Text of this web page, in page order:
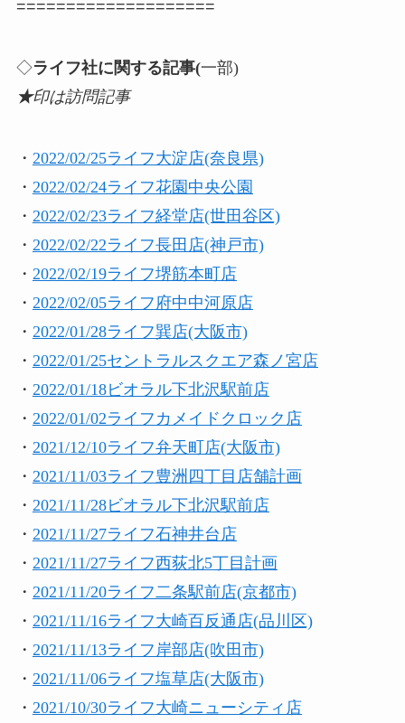
====================
◇ライフ社に関する記事(一部)
★印は訪問記事
・ 2022/02/25ライフ大淀店(奈良県)
・ 2022/02/24ライフ花園中央公園
・ 2022/02/23ライフ経堂店(世田谷区)
・ 2022/02/22ライフ長田店(神戸市)
・ 2022/02/19ライフ堺筋本町店
・ 2022/02/05ライフ府中中河原店
・ 2022/01/28ライフ巽店(大阪市)
・ 2022/01/25セントラルスクエア森ノ宮店
・ 2022/01/18ビオラル下北沢駅前店
・ 2022/01/02ライフカメイドクロック店
・ 2021/12/10ライフ弁天町店(大阪市)
・ 2021/11/03ライフ豊洲四丁目店舗計画
・ 2021/11/28ビオラル下北沢駅前店
・ 2021/11/27ライフ石神井台店
・ 2021/11/27ライフ西荻北5丁目計画
・ 2021/11/20ライフ二条駅前店(京都市)
・ 2021/11/16ライフ大崎百反通店(品川区)
・ 2021/11/13ライフ岸部店(吹田市)
・ 2021/11/06ライフ塩草店(大阪市)
・ 2021/10/30ライフ大崎ニューシティ店